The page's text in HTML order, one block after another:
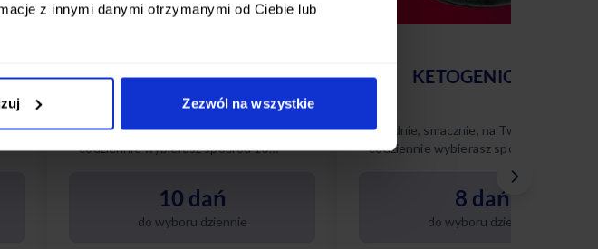
z innymi danymi otrzymanymi od Ciebie lub
Zezwól na wszystkie
PODSTAWOWY
Wygodnie, smacznie, na Twoich zasadach
– codziennie wybierasz spośród 10
10 dań
do wyboru dziennie
KETOGENICZNY
Wygodnie, smacznie, na Twoich zasadach
– codziennie wybierasz spośród 8
niskowęglowodanowym menu
dopasowanym do Twoich potrzeb.
8 dań
do wyboru dziennie